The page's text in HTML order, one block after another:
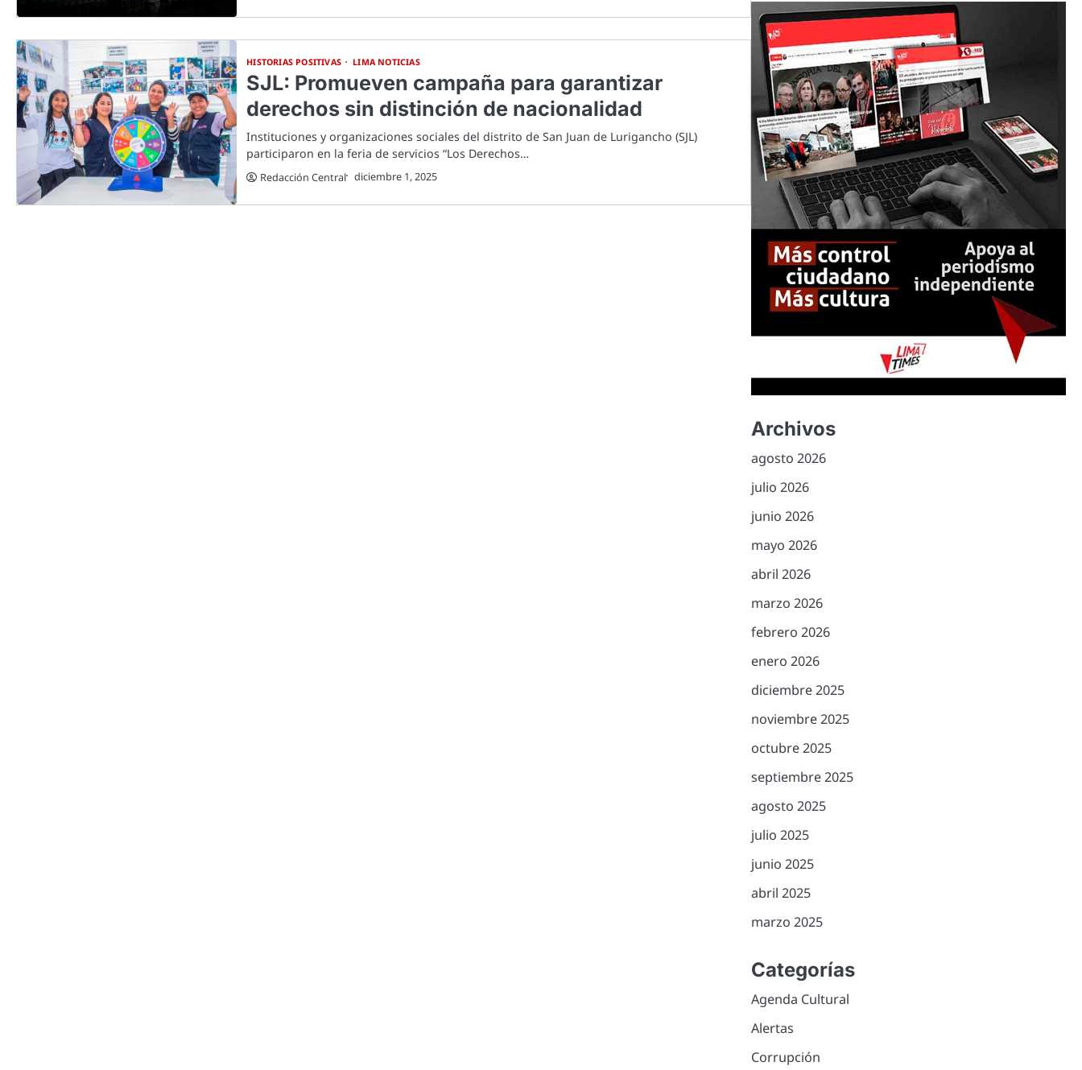
HISTORIAS POSITIVAS LIMA NOTICIAS
SJL: Promueven campaña para garantizar
derechos sin distinción de nacionalidad
Instituciones y organizaciones sociales del distrito de San Juan de Lurigancho (SJL)
participaron en la feria de servicios “Los Derechos…
Redacción Central diciembre 1, 2025
Archivos
agosto 2026
julio 2026
junio 2026
mayo 2026
abril 2026
marzo 2026
febrero 2026
enero 2026
diciembre 2025
noviembre 2025
octubre 2025
septiembre 2025
agosto 2025
julio 2025
junio 2025
abril 2025
marzo 2025
Categorías
Agenda Cultural
Alertas
Corrupción